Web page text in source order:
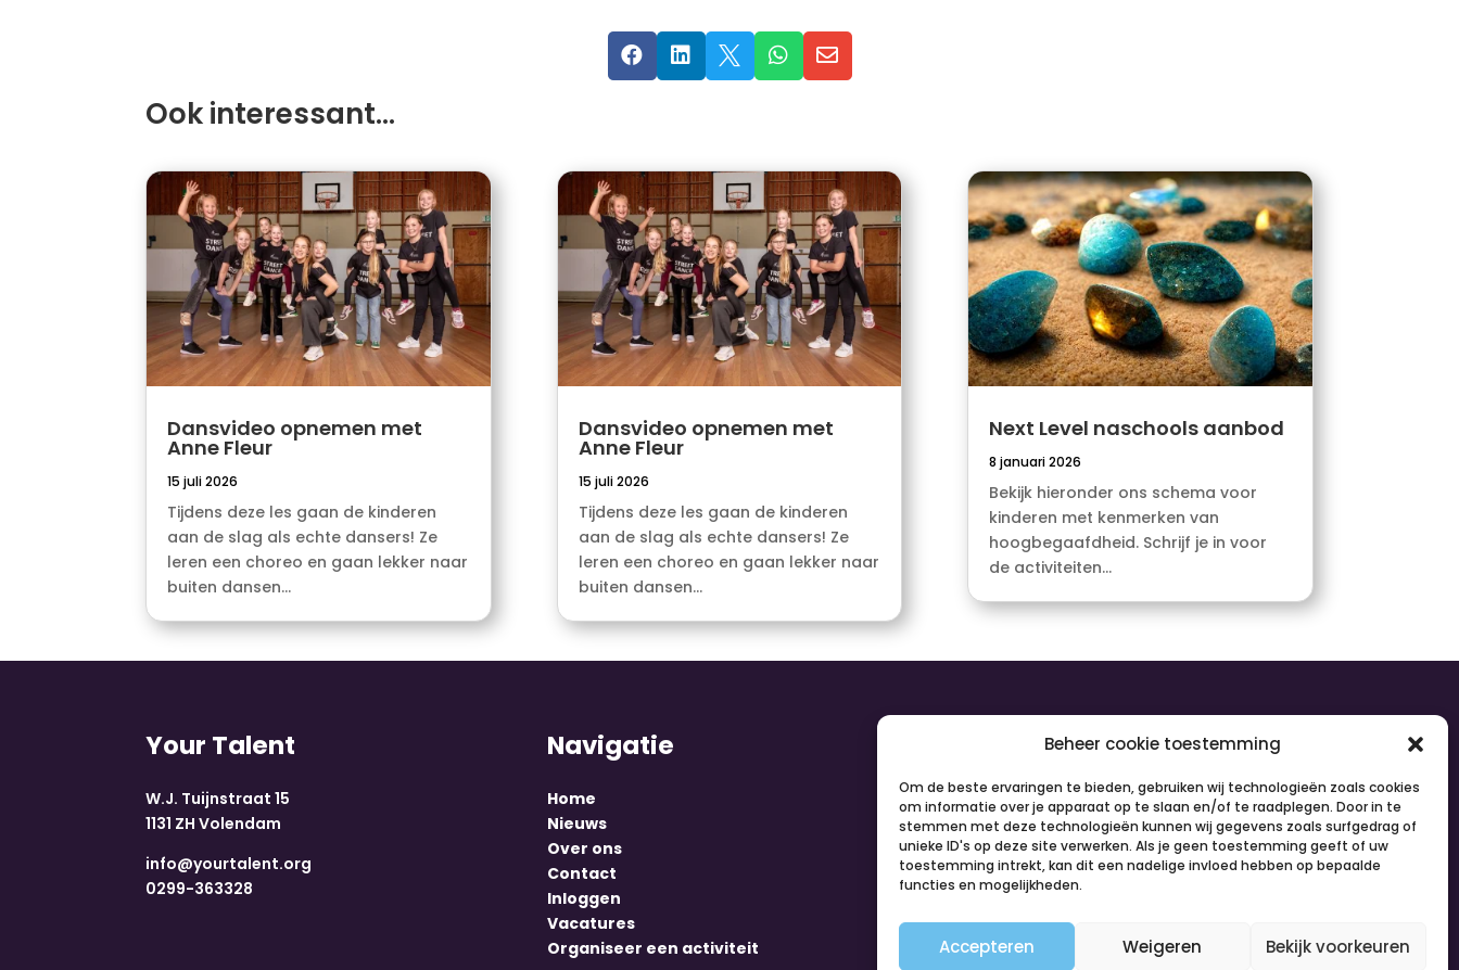
Beheer cookie toestemming
Om de beste ervaringen te bieden, gebruiken wij technologieën zoals cookies
om informatie over je apparaat op te slaan en/of te raadplegen. Door in te
stemmen met deze technologieën kunnen wij gegevens zoals surfgedrag of
unieke ID's op deze site verwerken. Als je geen toestemming geeft of uw
toestemming intrekt, kan dit een nadelige invloed hebben op bepaalde
functies en mogelijkheden.
Accepteren Weigeren Bekijk voorkeuren
    
Ook interessant…
Dansvideo opnemen met
Anne Fleur
15 juli 2026
Tijdens deze les gaan de kinderen
aan de slag als echte dansers! Ze
leren een choreo en gaan lekker naar
buiten dansen...
Dansvideo opnemen met
Anne Fleur
15 juli 2026
Tijdens deze les gaan de kinderen
aan de slag als echte dansers! Ze
leren een choreo en gaan lekker naar
buiten dansen...
Next Level naschools aanbod
8 januari 2026
Bekijk hieronder ons schema voor
kinderen met kenmerken van
hoogbegaafdheid. Schrijf je in voor
de activiteiten...
Your Talent
W.J. Tuijnstraat 15
1131 ZH Volendam
info@yourtalent.org
0299-363328
Navigatie
Home
Nieuws
Over ons
Contact
Inloggen
Vacatures
Organiseer een activiteit
Volg ons